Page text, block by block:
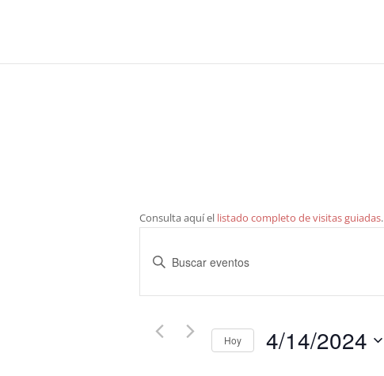
Consulta aquí el listado completo de visitas guiadas.
Navegación
de
y
vistas
de
Eventos
Introduce
palabra
Busca
Hoy 4/14/2024